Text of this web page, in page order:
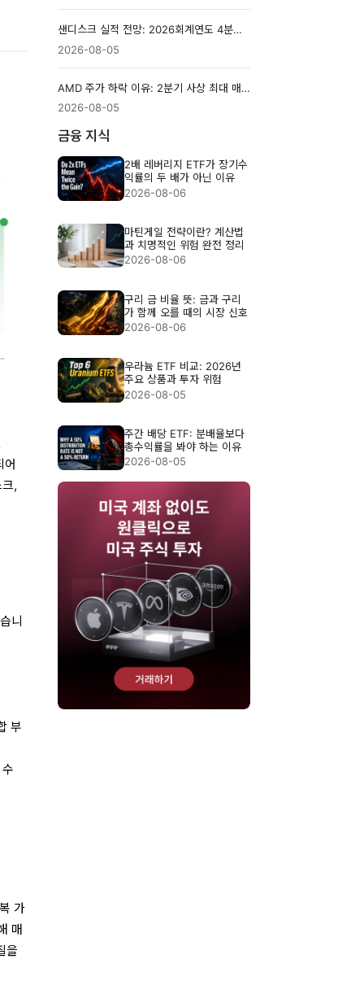
,
니
부
가
매
을
샌디스크 실적 전망: 2026회계연도 4분기 핵심 변수
2026-08-05
AMD 주가 하락 이유: 2분기 사상 최대 매출에도 급락
2026-08-05
금융 지식
2배 레버리지 ETF가 장기수
익률의 두 배가 아닌 이유
2026-08-06
마틴게일 전략이란? 계산법
과 치명적인 위험 완전 정리
2026-08-06
구리 금 비율 뜻: 금과 구리
가 함께 오를 때의 시장 신호
2026-08-06
우라늄 ETF 비교: 2026년
주요 상품과 투자 위험
2026-08-05
주간 배당 ETF: 분배율보다
총수익률을 봐야 하는 이유
2026-08-05